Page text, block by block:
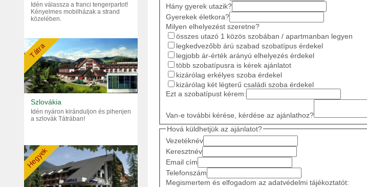
Idén válassza a franci tengerpartot!
Kényelmes mobilházak a strand
közelében.
Tátra
Szlovákia
Idén nyáron kiránduljon és pihenjen
a szlovák Tátrában!
Hegyek
Hány gyerek utazik?
Gyerekek életkora?
Milyen elhelyezést szeretne?
összes utazó 1 közös szobában / apartmanban legyen
legkedvezőbb árú szabad szobatípus érdekel
legjobb ár-érték arányú elhelyezés érdekel
több szobatípusra is kérek ajánlatot
kizárólag erkélyes szoba érdekel
kizárólag két légterű családi szoba érdekel
Ezt a szobatípust kérem:
Van-e további kérése, kérdése az ajánlathoz?
Hová küldhetjük az ajánlatot?
Vezetéknév
Keresztnév
Email cím
Telefonszám
Megismertem és elfogadom az adatvédelmi tájékoztatót: